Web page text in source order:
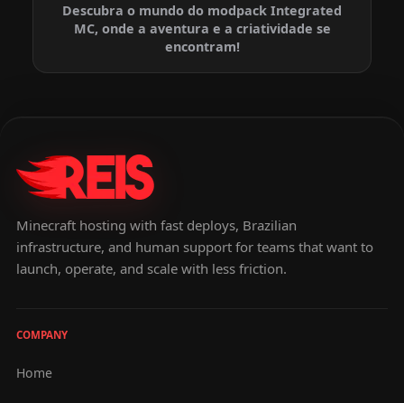
Descubra o mundo do modpack Integrated
MC, onde a aventura e a criatividade se
encontram!
Minecraft hosting with fast deploys, Brazilian
infrastructure, and human support for teams that want to
launch, operate, and scale with less friction.
COMPANY
Home